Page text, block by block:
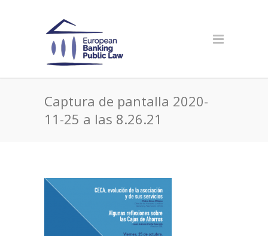
Captura de pantalla 2020-
11-25 a las 8.26.21